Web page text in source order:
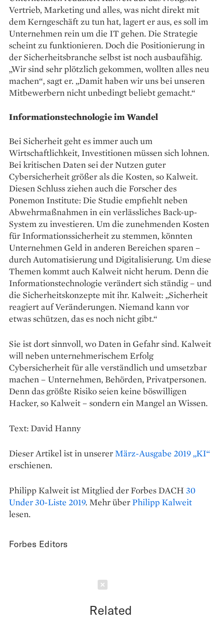
Vertrieb, Marketing und ­alles, was nicht direkt mit
dem Kerngeschäft zu tun hat, lagert er aus, es soll im
Unternehmen rein um die IT gehen. Die Strategie
scheint zu funktionieren. Doch die Positionierung in
der Sicherheitsbranche selbst ist noch ausbaufähig.
„Wir sind sehr plötzlich gekommen, wollten alles neu
machen“, sagt er. „Damit haben wir uns bei unseren
Mitbewerbern nicht unbedingt beliebt gemacht.“
Informationstechnologie im Wandel
Bei Sicherheit geht es immer auch um
Wirtschaftlichkeit, Investitionen müssen sich lohnen.
Bei kritischen Daten sei der Nutzen guter
Cybersicherheit größer als die Kosten, so ­Kalweit.
Diesen Schluss ziehen auch die Forscher des
Ponemon Institute: Die Studie empfiehlt neben
Abwehrmaßnahmen in ein verlässliches Back-up-
System zu investieren. Um die zunehmenden Kosten
für Informationssicherheit zu stemmen, könnten
Unternehmen Geld in anderen Bereichen sparen –
durch Automatisierung und Digitalisierung. Um diese
Themen kommt auch Kalweit nicht herum. Denn die
Informationstechnologie verändert sich ständig – und
die Sicherheitskonzepte mit ihr. Kalweit: „Sicherheit
reagiert auf Veränderungen. Niemand kann vor
etwas schützen, das es noch nicht gibt.“
Sie ist dort sinnvoll, wo Daten in Gefahr sind. Kalweit
will neben unternehmerischem Erfolg
Cybersicherheit für alle verständlich und umsetzbar
machen – Unternehmen, Behörden, Privatpersonen.
Denn das größte Risiko seien keine ­böswilligen
Hacker, so Kalweit – sondern ein Mangel an Wissen.
Text: David Hanny
Dieser Artikel ist in unserer März-Ausgabe 2019 „KI“
erschienen.
Philipp Kalweit ist Mitglied der Forbes DACH 30
Under 30-Liste 2019. Mehr überPhilipp Kalweit
lesen.
Forbes Editors
Related